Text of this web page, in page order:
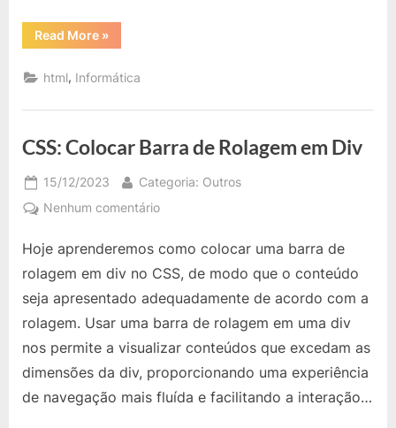
Read More“HTML:
O
enctype=”multipart/form-
em
»
html, Informática
CSS: Colocar Barra de Rolagem em Div
Posted
on
15/12/2023 By
Categoria: Outros
Nenhum comentárioem
Colocar
Barra
Rolagem
em
Div
Hoje aprenderemos como colocar uma barra de
rolagem em div no CSS, de modo que o conteúdo
seja apresentado adequadamente de acordo com a
rolagem. Usar uma barra de rolagem em uma div
nos permite a visualizar conteúdos que excedam as
dimensões da div, proporcionando uma experiência
de navegação mais fluída e facilitando a interação…